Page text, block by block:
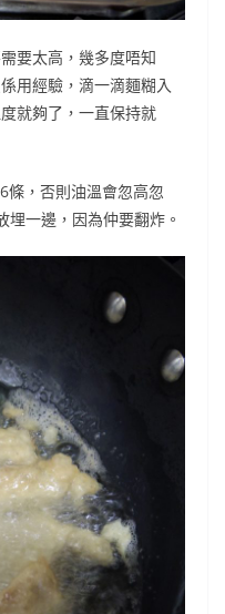
要太高，幾多度唔知
用經驗，滴一滴麵糊入
就夠了，一直保持就
條，否則油溫會忽高忽
一邊，因為仲要翻炸。